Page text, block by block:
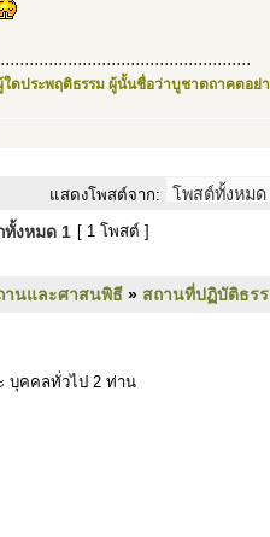
ใดประพฤติธรรม ผู้นั้นชื่อว่าบูชาตถาคตอย่า
แสดงโพสต์จาก:
ทั้งหมด 1 [ 1 โพสต์ ]
านและศาสนพิธี » สถานที่ปฏิบัติธร
บุคคลทั่วไป 2 ท่าน